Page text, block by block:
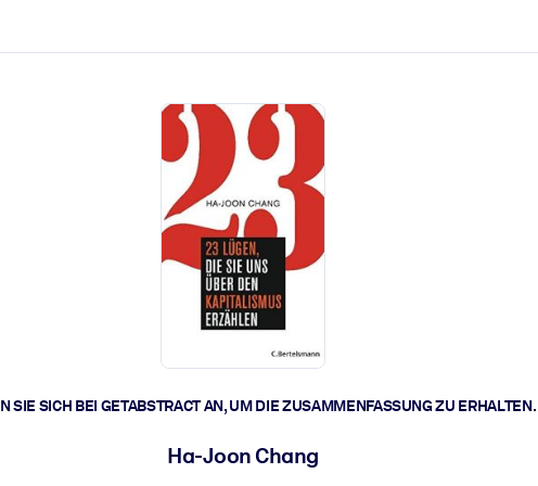
zu lösen und schneller zu handeln.
SIE SICH BEI GETABSTRACT AN, UM DIE ZUSAMMENFASSUNG ZU ERHALTEN.
Ha-Joon Chang